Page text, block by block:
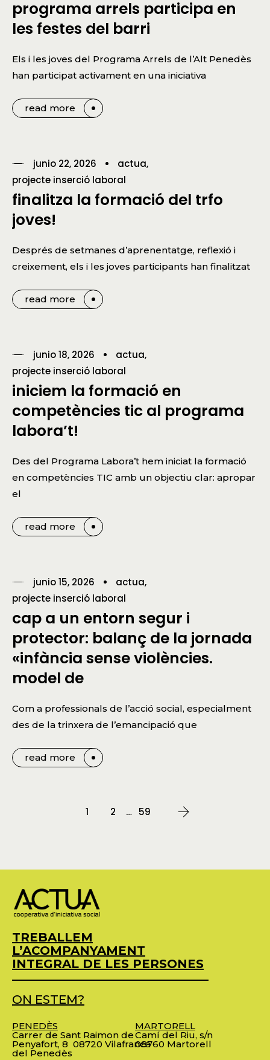
programa arrels participa en
les festes del barri
Els i les joves del Programa Arrels de l’Alt Penedès
han participat activament en una iniciativa
read more
junio 22, 2026
actua
projecte inserció laboral
finalitza la formació del trfo
joves!
Després de setmanes d’aprenentatge, reflexió i
creixement, els i les joves participants han finalitzat
read more
junio 18, 2026
actua
projecte inserció laboral
iniciem la formació en
competències tic al programa
labora’t!
Des del Programa Labora’t hem iniciat la formació
en competències TIC amb un objectiu clar: apropar
el
read more
junio 15, 2026
actua
projecte inserció laboral
cap a un entorn segur i
protector: balanç de la jornada
«infància sense violències.
model de
Com a professionals de l’acció social, especialment
des de la trinxera de l’emancipació que
read more
1 2 … 59
TREBALLEM
L’ACOMPANYAMENT
INTEGRAL DE LES PERSONES
ON ESTEM?
PENEDÈS
Carrer de Sant Raimon de
Penyafort, 8 08720 Vilafranca
del Penedès
MARTORELL
Camí del Riu, s/n
08760 Martorell